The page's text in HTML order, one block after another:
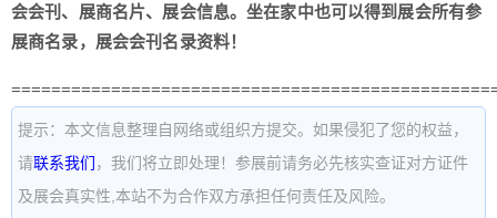
会会刊、展商名片、展会信息。坐在家中也可以得到展会所有参
展商名录，展会会刊名录资料！
提示：本文信息整理自网络或组织方提交。如果侵犯了您的权益，
请联系我们 ，我们将立即处理！参展前请务必先核实查证对方证件
及展会真实性,本站不为合作双方承担任何责任及风险。